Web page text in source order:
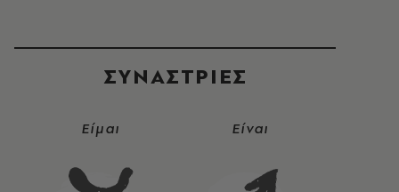
ΣΥΝΑΣΤΡIΕΣ
Είμαι Είναι